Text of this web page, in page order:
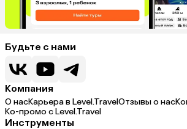
Будьте с нами
Компания
О насКарьера в Level.TravelОтзывы о нас
Ко-промо с Level.Travel
Инструменты